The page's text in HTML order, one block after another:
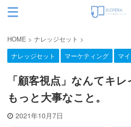
カテゴリー
HOME > ナレッジセット >
ナレッジセット
マーケティング マ
「顧客視点」なんてキレ
もっと大事なこと。
2021年10月7日